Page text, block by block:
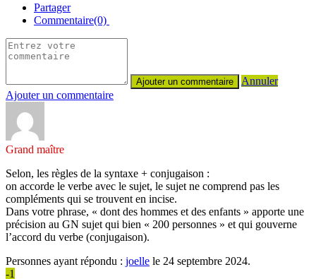
Partager
Commentaire(0)
Annuler
Ajouter un commentaire
Grand maître
Selon, les règles de la syntaxe + conjugaison :
on accorde le verbe avec le sujet, le sujet ne comprend pas les
compléments qui se trouvent en incise.
Dans votre phrase, « dont des hommes et des enfants » apporte une
précision au GN sujet qui bien « 200 personnes » et qui gouverne
l’accord du verbe (conjugaison).
Personnes ayant répondu : joelle le 24 septembre 2024.
-1